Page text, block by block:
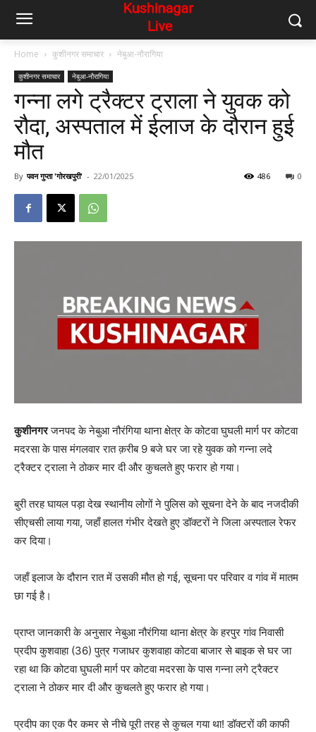
Home कुशीनगर समाचार नेबुआ-नौरागिया
कुशीनगर समाचार नेबुआ-नौरागिया
गन्ना लगे ट्रैक्टर ट्राला ने युवक को
रौदा, अस्पताल में ईलाज के दौरान हुई
मौत
By पवन गुप्ता 'गोरखपुरी' - 22/01/2025 0
486
कुशीनगरजनपद के नेबुआ नौरंगिया थाना क्षेत्र के कोटवा घुघली मार्ग पर कोटवा
मदरसा के पास मंगलवार रात क़रीब 9 बजे घर जा रहे युवक को गन्ना लदे
ट्रैक्टर ट्राला ने ठोकर मार दी और कुचलते हुए फरार हो गया।
बुरी तरह घायल पड़ा देख स्थानीय लोगों ने पुलिस को सूचना देने के बाद नजदीकी
सीएचसी लाया गया, जहाँ हालत गंभीर देखते हुए डॉक्टरों ने जिला अस्पताल रेफर
कर दिया।
जहाँ इलाज के दौरान रात में उसकी मौत हो गई, सूचना पर परिवार व गांव में मातम
छा गई है।
प्राप्त जानकारी के अनुसार नेबुआ नौरंगिया थाना क्षेत्र के हरपुर गांव निवासी
प्रदीप कुशवाहा (36) पुत्र गजाधर कुशवाहा कोटवा बाजार से बाइक से घर जा
रहा था कि कोटवा घुघली मार्ग पर कोटवा मदरसा के पास गन्ना लगे ट्रैक्टर
ट्राला ने ठोकर मार दी और कुचलते हुए फरार हो गया।
प्रदीप का एक पैर कमर से नीचे पूरी तरह से कुचल गया था! डॉक्टरों की काफी